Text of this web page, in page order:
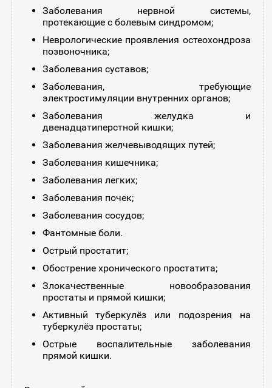
Заболевания нервной системы,
протекающие с болевым синдромом;
Неврологические проявления остеохондроза
позвоночника;
Заболевания суставов;
Заболевания, требующие
электростимуляции внутренних органов;
Заболевания желудка и
двенадцатиперстной кишки;
Заболевания желчевыводящих путей;
Заболевания кишечника;
Заболевания легких;
Заболевания почек;
Заболевания сосудов;
Фантомные боли.
Острый простатит;
Обострение хронического простатита;
Злокачественные новообразования
простаты и прямой кишки;
Активный туберкулёз или подозрения на
туберкулёз простаты;
Острые воспалительные заболевания
прямой кишки.